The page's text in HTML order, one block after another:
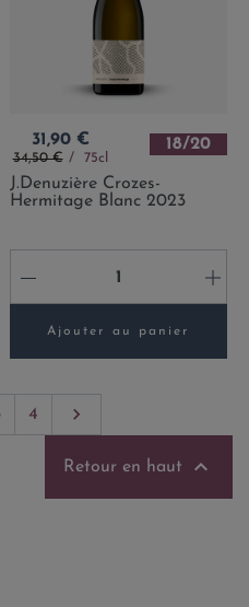
Prix
31,90 €
Prix de base
34,50 € 75cl
18/20
J.Denuzière Crozes-
Hermitage Blanc 2023
- +
Ajouter au panier
4 Suivant

Retour en haut 